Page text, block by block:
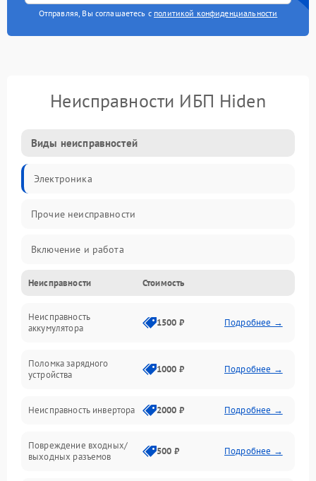
Отправляя, Вы соглашаетесь с политикой конфиденциальности
Неисправности ИБП Hiden
Виды неисправностей
Электроника
Прочие неисправности
Включение и работа
Работа с нагрузкой
Звук и индикация
Механические повреждения
Неисправности Стоимость
Неисправность
аккумулятора
1500 ₽ Подробнее →
Поломка зарядного
устройства
1000 ₽ Подробнее →
Неисправность инвертора 2000 ₽ Подробнее →
Повреждение входных/
выходных разъемов
500 ₽ Подробнее →